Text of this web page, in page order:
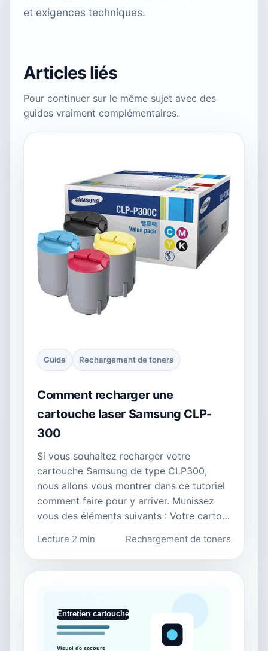
et exigences techniques.
Articles liés
Pour continuer sur le même sujet avec des
guides vraiment complémentaires.
Guide Rechargement de toners
Comment recharger une
cartouche laser Samsung CLP-
300
Si vous souhaitez recharger votre
cartouche Samsung de type CLP300,
nous allons vous montrer dans ce tutoriel
comment faire pour y arriver. Munissez
vous des éléments suivants : Votre carto…
Lecture 2 min Rechargement de toners